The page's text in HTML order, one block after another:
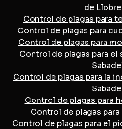
de
Control de plagas para
Control de plagas para
Control de plagas para
Control de plagas para
Control de plagas para la
Control de plagas para
Control de plagas para
Control de plagas para el